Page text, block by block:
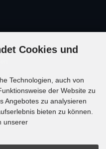
Cookies und
Technologien, auch von
der Website zu
Angebotes zu analysieren
bieten zu können.
unserer